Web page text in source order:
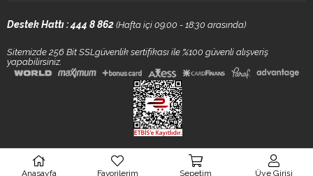
Destek Hattı : 444 8 862 (Hafta içi 09:00 - 18:30 arasında)
Sitemizde 256 Bit SSLgüvenlik sertifikası ile %100 güvenli alışveriş
yapabilirsiniz.
Anasayfa Favorilerim Sepetim Üye Girişi